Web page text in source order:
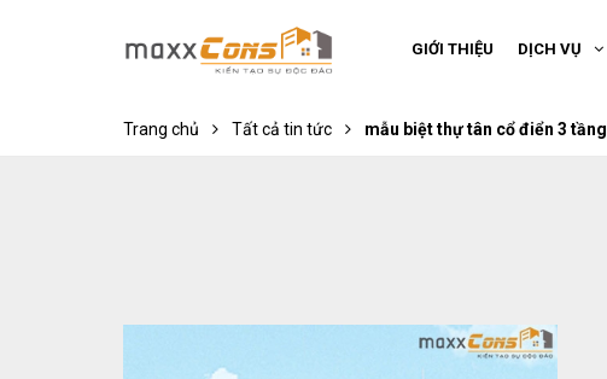
GIỚI THIỆU DỊCH VỤ
Trang chủ Tất cả tin tức mẫu biệt thự tân cổ điển 3 tầng